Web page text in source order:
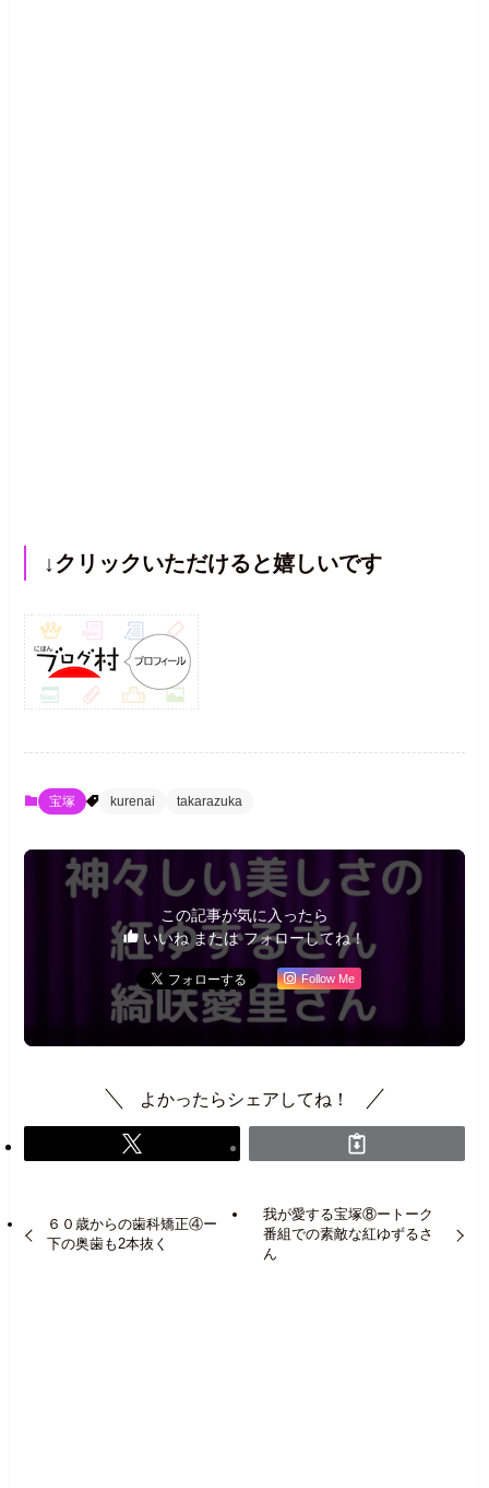
↓クリックいただけると嬉しいです
宝塚 kurenai takarazuka
この記事が気に入ったら
いいね または フォローしてね！
Follow Me
よかったらシェアしてね！
６０歳からの歯科矯正④ー
下の奥歯も2本抜く
我が愛する宝塚⑧ートーク
番組での素敵な紅ゆずるさ
ん